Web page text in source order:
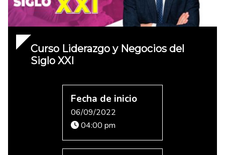
Curso Liderazgo y Negocios del
Siglo XXI
Fecha de inicio
06/09/2022
04:00 pm